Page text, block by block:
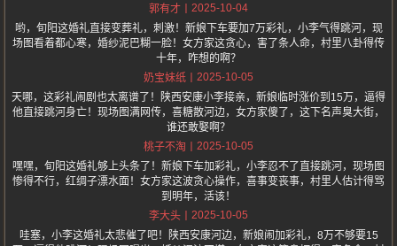
郭有才
2025-10-04
哟，旬阳这婚礼直接变葬礼，刺激！新娘下车要加7万彩礼，小李气得跳河，现
场图看着都心寒，婚纱泥巴糊一脸！女方家这贪心，害了条人命，村里八卦得传
十年，咋想的啊？
奶宝妹纸
2025-10-05
天哪，这彩礼闹剧也太离谱了！陕西安康小李接亲，新娘临时涨价到15万，逼得
他直接跳河身亡！现场图满网传，喜糖散河边，女方家傻了，这下名声臭大街，
谁还敢娶啊？
桃子不淘
2025-10-05
嘿嘿，旬阳这婚礼够上头条了！新娘下车加彩礼，小李忍不了直接跳河，现场图
惨得不行，红绸子漂水面！女方家这波贪心操作，喜事变丧事，村里人估计得骂
到明年，活该！
李大头
2025-10-05
哇塞，小李这婚礼太悲催了吧！陕西安康河边，新娘闹加彩礼，8万不够要15